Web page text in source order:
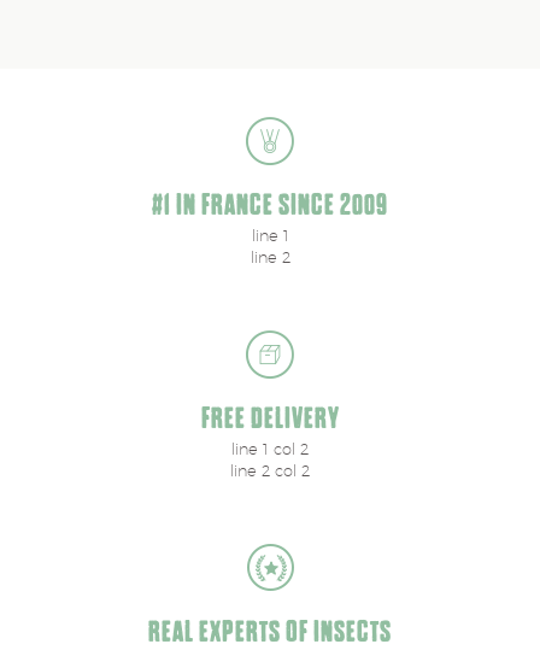
#1 IN FRANCE SINCE 2009
line 1
line 2
FREE DELIVERY
line 1 col 2
line 2 col 2
REAL EXPERTS OF INSECTS